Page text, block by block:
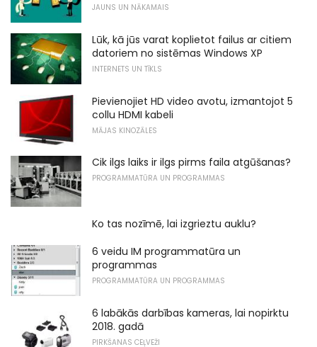
JAUNS UN NĀKAMAIS
Lūk, kā jūs varat koplietot failus ar citiem
datoriem no sistēmas Windows XP
INTERNETS UN TĪKLS
Pievienojiet HD video avotu, izmantojot 5
collu HDMI kabeli
MĀJAS KINOZĀLES
Cik ilgs laiks ir ilgs pirms faila atgūšanas?
PROGRAMMATŪRA UN PROGRAMMAS
Ko tas nozīmē, lai izgrieztu auklu?
6 veidu IM programmatūra un
programmas
PROGRAMMATŪRA UN PROGRAMMAS
6 labākās darbības kameras, lai nopirktu
2018. gadā
PIRKŠANAS CEĻVEŽI